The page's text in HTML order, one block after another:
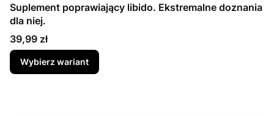
Suplement poprawiający libido. Ekstremalne doznania
dla niej.
Cena
39,99 zł
Wybierz wariant